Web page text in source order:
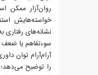
روان‌آزار ممکن
خواسته‌هایش
نشانه‌های رفتاری
سوءتفاهم یا ضعف
آرام‌آرام توان
را توضیح می‌دهد؛